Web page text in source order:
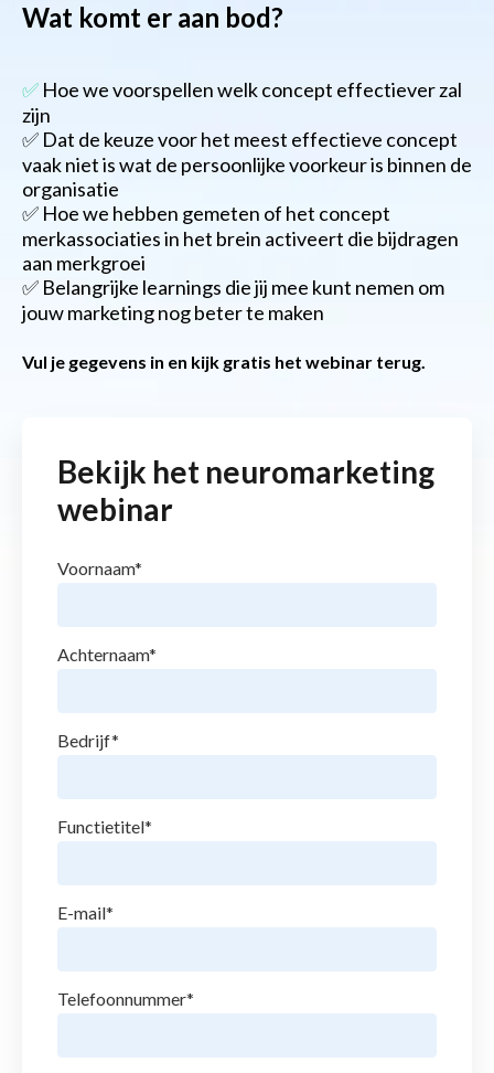
Wat komt er aan bod?
✅ Hoe we voorspellen welk concept effectiever zal
zijn
✅ Dat de keuze voor het meest effectieve concept
vaak niet is wat de persoonlijke voorkeur is binnen de
organisatie
✅ Hoe we hebben gemeten of het concept
merkassociaties in het brein activeert die bijdragen
aan merkgroei
✅ Belangrijke learnings die jij mee kunt nemen om
jouw marketing nog beter te maken
Vul je gegevens in en kijk gratis het webinar terug.
Bekijk het neuromarketing
webinar
Voornaam*
Achternaam*
Bedrijf*
Functietitel*
E-mail*
Telefoonnummer*